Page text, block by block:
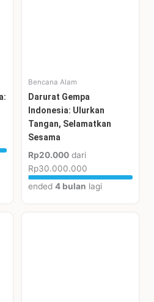
Bencana Alam
Darurat Gempa
Indonesia: Ulurkan
Tangan, Selamatkan
Sesama
Rp20.000dari
Rp30.000.000
ended 4 bulan lagi